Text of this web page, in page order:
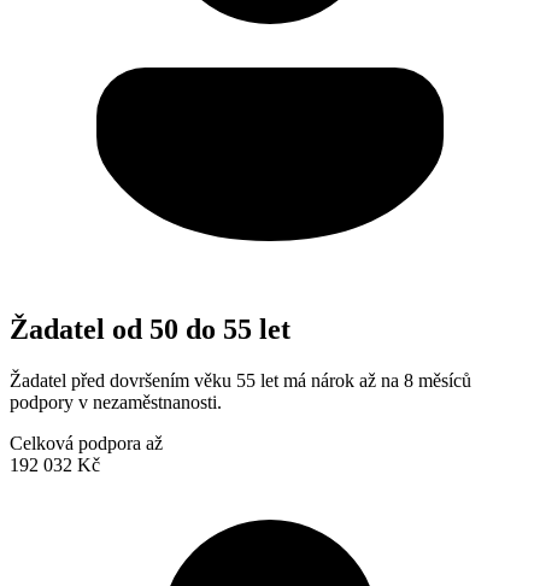
Žadatel od 50 do 55 let
Žadatel před dovršením věku 55 let má nárok až na 8 měsíců
podpory v nezaměstnanosti.
Celková podpora až
192 032 Kč